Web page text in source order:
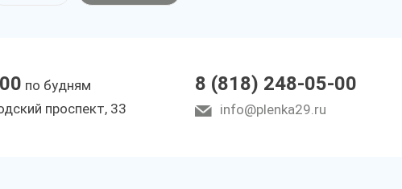
по будням
проспект, 33
8 (818) 248-05-00
info@plenka29.ru